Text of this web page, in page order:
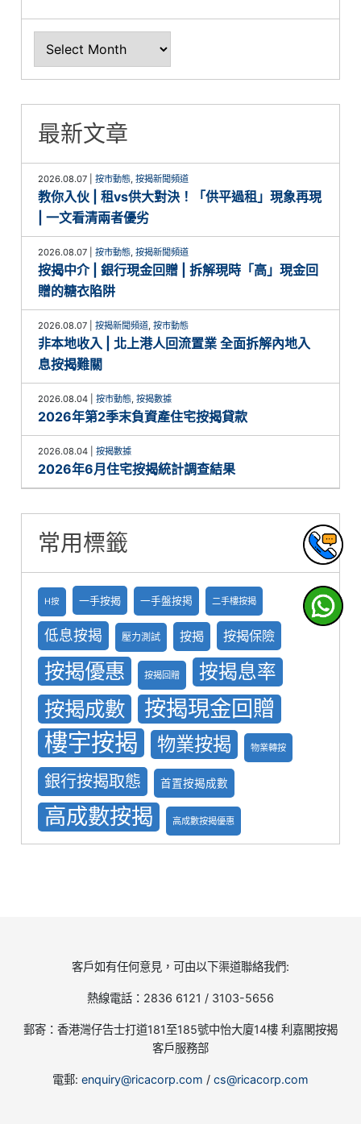
最新文章
2026.08.07 |按市動態 ,按揭新聞頻道
教你入伙 | 租vs供大對決！「供平過租」現象再現
| 一文看清兩者優劣
2026.08.07 |按市動態 ,按揭新聞頻道
按揭中介 | 銀行現金回贈 | 拆解現時「高」現金回
贈的糖衣陷阱
2026.08.07 |按揭新聞頻道 ,按市動態
非本地收入 | 北上港人回流置業 全面拆解內地入
息按揭難關
2026.08.04 |按市動態 ,按揭數據
2026年第2季末負資產住宅按揭貸款
2026.08.04 |按揭數據
2026年6月住宅按揭統計調查結果
常用標籤
H按 一手按揭 一手盤按掲 二手樓按揭
低息按揭 壓力測試 按揭 按揭保險
按揭優惠 按揭回贈 按揭息率
按揭成數 按揭現金回贈
樓宇按揭 物業按揭 物業轉按
銀行按揭取態 首置按揭成數
高成數按揭 高成數按揭優惠
客戶如有任何意見，可由以下渠道聯絡我們:
熱線電話：2836 6121 / 3103-5656
郵寄：香港灣仔告士打道181至185號中怡大廈14樓 利嘉閣按揭
客戶服務部
電郵: enquiry@ricacorp.com / cs@ricacorp.com